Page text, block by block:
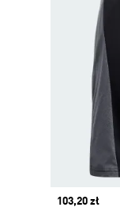
Current price
103,20 zł